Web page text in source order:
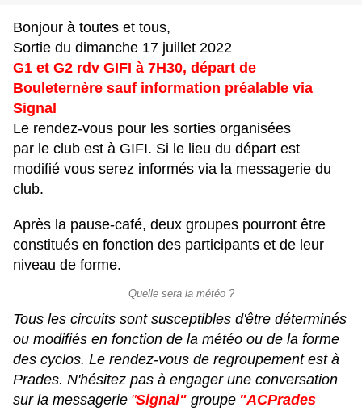
Bonjour à toutes et tous,
Sortie du dimanche 17 juillet 2022
G1 et G2 rdv GIFI à 7H30, départ de
Bouleternère sauf information préalable via
Signal
Le rendez-vous pour les sorties organisées
par le club est à GIFI. Si le lieu du départ est
modifié vous serez informés via la messagerie du
club.
Après la pause-café, deux groupes pourront être
constitués en fonction des participants et de leur
niveau de forme.
Quelle sera la météo ?
Tous les circuits sont susceptibles d'être déterminés
ou modifiés en fonction de la météo ou de la forme
des cyclos. Le rendez-vous de regroupement est à
Prades. N'hésitez pas à engager une conversation
sur la messagerie "Signal" groupe "ACPrades